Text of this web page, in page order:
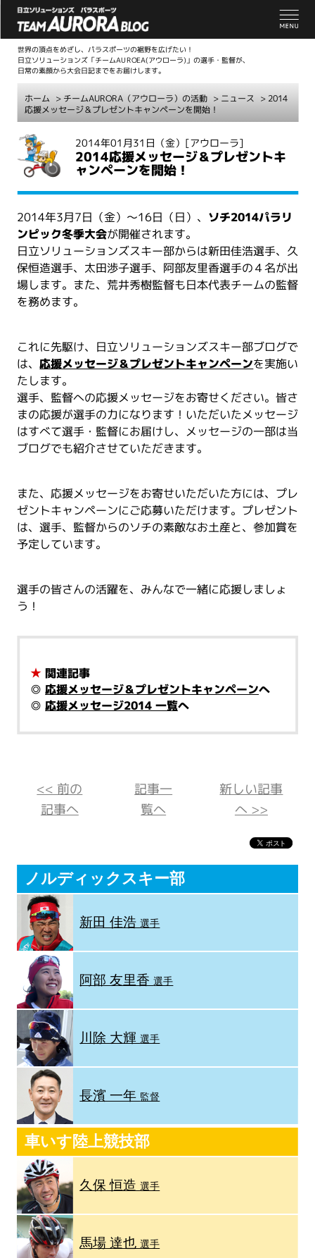
世界の頂点をめざし、パラスポーツの裾野を広げたい！
日立ソリューションズ「チームAUROEA(アウローラ)」の選手・監督が、
日常の素顔から大会日記までをお届けします。
ホーム > チームAURORA（アウローラ）の活動 > ニュース > 2014
応援メッセージ＆プレゼントキャンペーンを開始！
2014年01月31日（金） [アウローラ]
2014応援メッセージ＆プレゼントキ
ャンペーンを開始！
2014年3月7日（金）～16日（日）、 ソチ2014パラリ
ンピック冬季大会が開催されます。
日立ソリューションズスキー部からは新田佳浩選手、久
保恒造選手、太田渉子選手、阿部友里香選手の４名が出
場します。また、荒井秀樹監督も日本代表チームの監督
を務めます。
これに先駆け、日立ソリューションズスキー部ブログで
は、応援メッセージ＆プレゼントキャンペーンを実施い
たします。
選手、監督への応援メッセージをお寄せください。皆さ
まの応援が選手の力になります！いただいたメッセージ
はすべて選手・監督にお届けし、メッセージの一部は当
ブログでも紹介させていただきます。
また、応援メッセージをお寄せいただいた方には、プレ
ゼントキャンペーンにご応募いただけます。プレゼント
は、選手、監督からのソチの素敵なお土産と、参加賞を
予定しています。
選手の皆さんの活躍を、みんなで一緒に応援しましょ
う！
★ 関連記事
◎応援メッセージ＆プレゼントキャンペーンへ
◎応援メッセージ2014 一覧へ
<< 前の
記事へ
記事一
覧へ
新しい記事
へ >>
ノルディックスキー部
新田 佳浩選手
阿部 友里香選手
川除 大輝選手
長濱 一年 監督
車いす陸上競技部
久保 恒造選手
馬場 達也選手